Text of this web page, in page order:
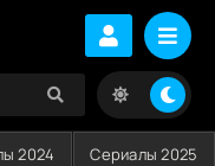
2024 Сериалы 2025